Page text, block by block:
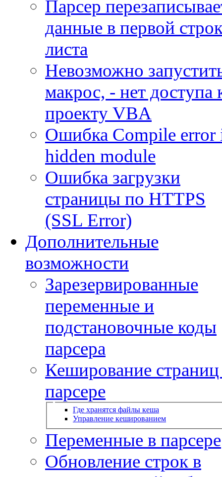
Парсер
данные в первой
листа
Невозможно
макрос, - нет доступа
проекту VBA
Ошибка Compile error
hidden module
Ошибка загрузки
страницы по HTTPS
(SSL Error)
Дополнительные
возможности
Зарезервированные
переменные и
подстановочные коды
парсера
Кеширование страниц
парсере
Где хранятся файлы кеша
Управление кешированием
Переменные в парсере
Обновление строк в